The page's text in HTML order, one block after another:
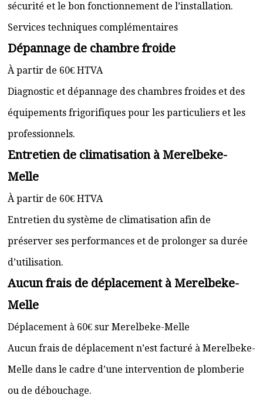
sécurité et le bon fonctionnement de l’installation.
Services techniques complémentaires
Dépannage de chambre froide
À partir de 60€ HTVA
Diagnostic et dépannage des chambres froides et des
équipements frigorifiques pour les particuliers et les
professionnels.
Entretien de climatisation à Merelbeke-
Melle
À partir de 60€ HTVA
Entretien du système de climatisation afin de
préserver ses performances et de prolonger sa durée
d’utilisation.
Aucun frais de déplacement à Merelbeke-
Melle
Déplacement à 60€ sur Merelbeke-Melle
Aucun frais de déplacement n’est facturé à Merelbeke-
Melle dans le cadre d’une intervention de plomberie
ou de débouchage.